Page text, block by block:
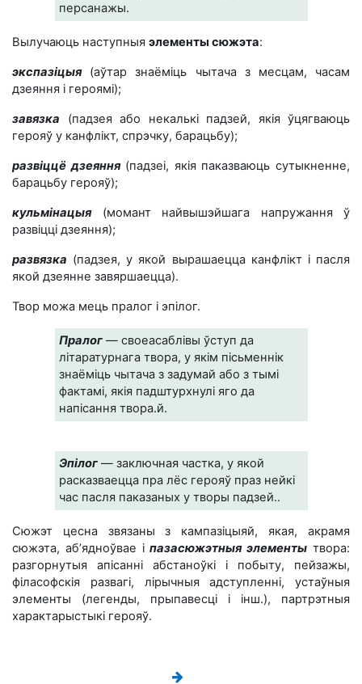
персанажы.
Вылучаюць наступныя элементы сюжэта:
экспазіцыя(аўтар знаёміць чытача з месцам, часам
дзеяння і героямі);
завязка (падзея або некалькі падзей, якія ўцягваюць
герояў у канфлікт, спрэчку, барацьбу);
развіццё дзеяння(падзеі, якія паказваюць сутыкненне,
барацьбу герояў);
кульмінацыя(момант найвышэйшага напружання ў
развіцці дзеяння);
развязка (падзея, у якой вырашаецца канфлікт і пасля
якой дзеянне завяршаецца).
Твор можа мець пралог і эпілог.
Пралог — своеасаблівы ўступ да
літаратурнага твора, у якім пісьменнік
знаёміць чытача з задумай або з тымі
фактамі, якія падштурхнулі яго да
напісання твора.й.
Эпілог — заключная частка, у якой
расказваецца пра лёс герояў праз нейкі
час пасля паказаных у творы падзей..
Сюжэт цесна звязаны з кампазіцыяй, якая, акрамя
сюжэта, аб’ядноўвае іпазасюжэтныя элементы твора:
разгорнутыя апісанні абстаноўкі і побыту, пейзажы,
філасофскія развагі, лірычныя адступленні, устаўныя
элементы (легенды, прыпавесці і інш.), партрэтныя
характарыстыкі герояў.